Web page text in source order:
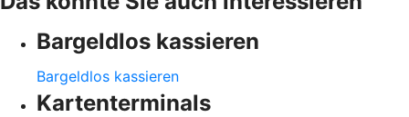
Bargeldlos kassieren
Bargeldlos kassieren
Kartenterminals